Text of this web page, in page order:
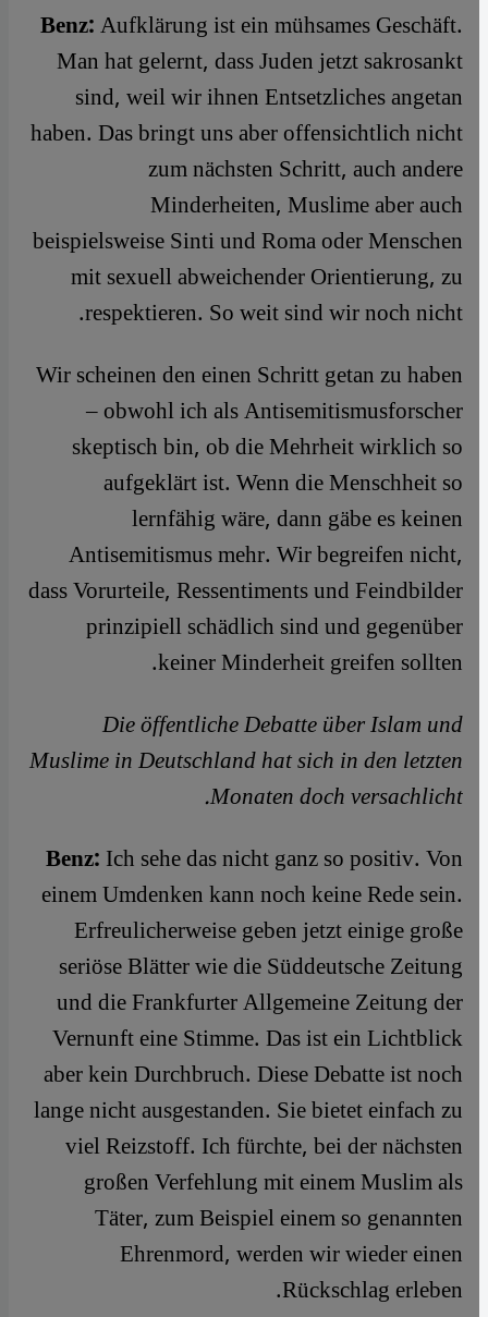
Benz:Aufklärung ist ein mühsames Geschäft.
Man hat gelernt, dass Juden jetzt sakrosankt
sind, weil wir ihnen Entsetzliches angetan
haben. Das bringt uns aber offensichtlich nicht
zum nächsten Schritt, auch andere
Minderheiten, Muslime aber auch
beispielsweise Sinti und Roma oder Menschen
mit sexuell abweichender Orientierung, zu
respektieren. So weit sind wir noch nicht.
Wir scheinen den einen Schritt getan zu haben
– obwohl ich als Antisemitismusforscher
skeptisch bin, ob die Mehrheit wirklich so
aufgeklärt ist. Wenn die Menschheit so
lernfähig wäre, dann gäbe es keinen
Antisemitismus mehr. Wir begreifen nicht,
dass Vorurteile, Ressentiments und Feindbilder
prinzipiell schädlich sind und gegenüber
keiner Minderheit greifen sollten.
Die öffentliche Debatte über Islam und
Muslime in Deutschland hat sich in den letzten
Monaten doch versachlicht.
Benz:Ich sehe das nicht ganz so positiv. Von
einem Umdenken kann noch keine Rede sein.
Erfreulicherweise geben jetzt einige große
seriöse Blätter wie die Süddeutsche Zeitung
und die Frankfurter Allgemeine Zeitung der
Vernunft eine Stimme. Das ist ein Lichtblick
aber kein Durchbruch. Diese Debatte ist noch
lange nicht ausgestanden. Sie bietet einfach zu
viel Reizstoff. Ich fürchte, bei der nächsten
großen Verfehlung mit einem Muslim als
Täter, zum Beispiel einem so genannten
Ehrenmord, werden wir wieder einen
Rückschlag erleben.